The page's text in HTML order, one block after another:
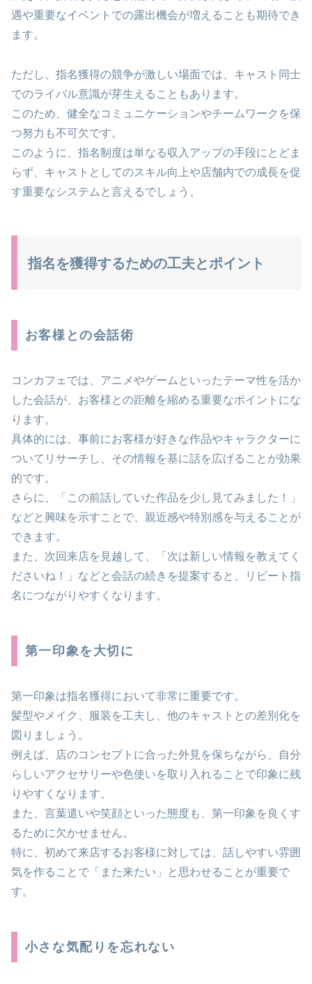
遇や重要なイベントでの露出機会が増えることも期待でき
ます。
ただし、指名獲得の競争が激しい場面では、キャスト同士
でのライバル意識が芽生えることもあります。
このため、健全なコミュニケーションやチームワークを保
つ努力も不可欠です。
このように、指名制度は単なる収入アップの手段にとどま
らず、キャストとしてのスキル向上や店舗内での成長を促
す重要なシステムと言えるでしょう。
指名を獲得するための工夫とポイント
お客様との会話術
コンカフェでは、アニメやゲームといったテーマ性を活か
した会話が、お客様との距離を縮める重要なポイントにな
ります。
具体的には、事前にお客様が好きな作品やキャラクターに
ついてリサーチし、その情報を基に話を広げることが効果
的です。
さらに、「この前話していた作品を少し見てみました！」
などと興味を示すことで、親近感や特別感を与えることが
できます。
また、次回来店を見越して、「次は新しい情報を教えてく
ださいね！」などと会話の続きを提案すると、リピート指
名につながりやすくなります。
第一印象を大切に
第一印象は指名獲得において非常に重要です。
髪型やメイク、服装を工夫し、他のキャストとの差別化を
図りましょう。
例えば、店のコンセプトに合った外見を保ちながら、自分
らしいアクセサリーや色使いを取り入れることで印象に残
りやすくなります。
また、言葉遣いや笑顔といった態度も、第一印象を良くす
るために欠かせません。
特に、初めて来店するお客様に対しては、話しやすい雰囲
気を作ることで「また来たい」と思わせることが重要で
す。
小さな気配りを忘れない